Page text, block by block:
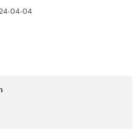
04-04